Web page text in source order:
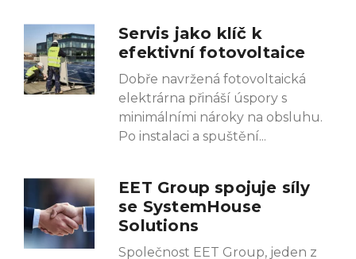
Servis jako klíč k
efektivní fotovoltaice
Dobře navržená fotovoltaická
elektrárna přináší úspory s
minimálními nároky na obsluhu.
Po instalaci a spuštění
EET Group spojuje síly
se SystemHouse
Solutions
Společnost EET Group, jeden z